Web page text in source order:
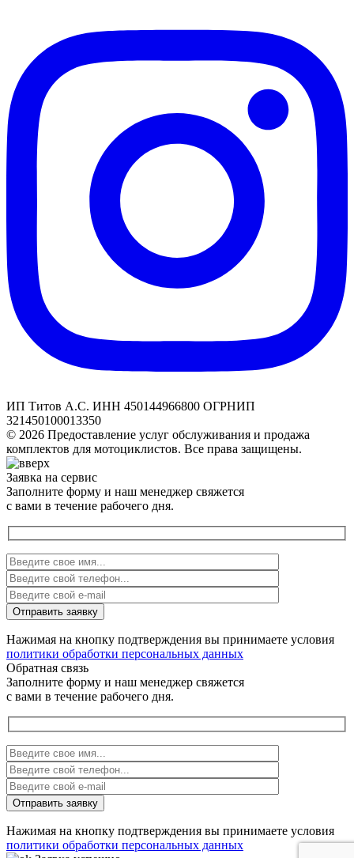
ИП Титов А.С. ИНН 450144966800 ОГРНИП
321450100013350
© 2026 Предоставление услуг обслуживания и продажа
комплектов для мотоциклистов. Все права защищены.
Заявка на сервис
Заполните форму и наш менеджер свяжется
с вами в течение рабочего дня.
Нажимая на кнопку подтверждения вы принимаете условия
политики обработки персональных данных
Обратная связь
Заполните форму и наш менеджер свяжется
с вами в течение рабочего дня.
Нажимая на кнопку подтверждения вы принимаете условия
политики обработки персональных данных